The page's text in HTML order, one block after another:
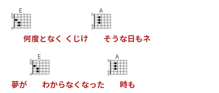
E
何度となく く じけ
A
そうな日もネ
夢が
E
わからなく なった
A
時も